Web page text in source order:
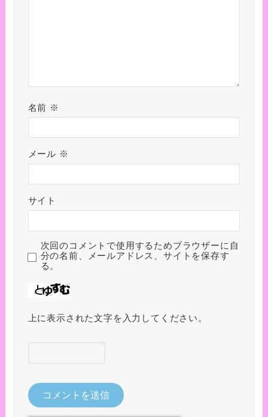
名前 ※
メール ※
サイト
次回のコメントで使用するためブラウザーに自
分の名前、メールアドレス、サイトを保存す
る。
上に表示された文字を入力してください。